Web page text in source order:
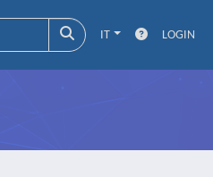
IT LOGIN